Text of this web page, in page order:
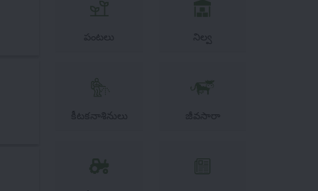
పంటలు నిల్వ
కీటకనాశినులు జీవసారా